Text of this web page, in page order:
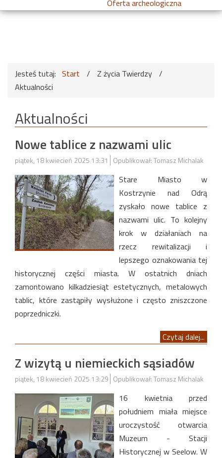
Oferta archeologiczna
Jesteś tutaj: Start / Z życia Twierdzy /
Aktualności
Aktualności
Nowe tablice z nazwami ulic
piątek, 18 kwiecień 2025 13:31 Opublikował: Tomasz Michalak
Stare Miasto w
Kostrzynie nad Odrą
zyskało nowe tablice z
nazwami ulic. To kolejny
krok w działaniach na
rzecz rewitalizacji i
lepszego oznakowania tej
historycznej części miasta. W ostatnich dniach
zamontowano kilkadziesiąt estetycznych, metalowych
tablic, które zastąpiły wysłużone i często zniszczone
poprzedniczki.
Czytaj dalej...
Z wizytą u niemieckich sąsiadów
piątek, 18 kwiecień 2025 13:29 Opublikował: Tomasz Michalak
16 kwietnia przed
południem miała miejsce
uroczystość otwarcia
Muzeum - Stacji
Historycznej w Seelow. W